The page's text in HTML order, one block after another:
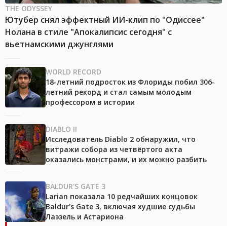
THE ODYSSEY
Ютубер снял эффектный ИИ-клип по "Одиссее"
Нолана в стиле "Апокалипсис сегодня" с
вьетнамскими джунглями
WORLD RECORD
18-летний подросток из Флориды побил 306-
летний рекорд и стал самым молодым
профессором в истории
DIABLO II
Исследователь Diablo 2 обнаружил, что
витражи собора из четвёртого акта
оказались монстрами, и их можно разбить
BALDUR'S GATE 3
Larian показала 10 редчайших концовок
Baldur's Gate 3, включая худшие судьбы
Лаэзель и Астариона